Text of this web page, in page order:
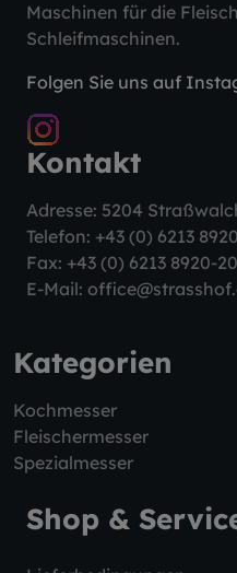
Maschinen für die
Schleifmaschinen.
Folgen Sie uns auf
Kontakt
Adresse: 5204
Telefon: +43 (0) 6213 8920
Fax: +43 (0) 6213 8920-20
E-Mail:
Kategorien
Kochmesser
Fleischermesser
Spezialmesser
Shop &